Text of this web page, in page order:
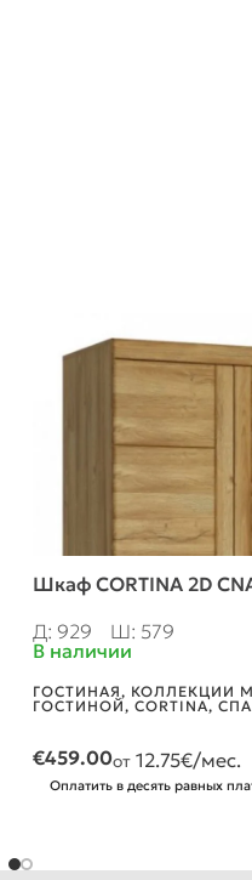
Шкаф CORTINA 2D
Д: 929
Ш: 579
В наличии
ГОСТИНАЯ, КОЛЛЕКЦИИ
ГОСТИНОЙ, CORTINA,
€459.00от 12.75€/мес.
Оплатить в десять равных